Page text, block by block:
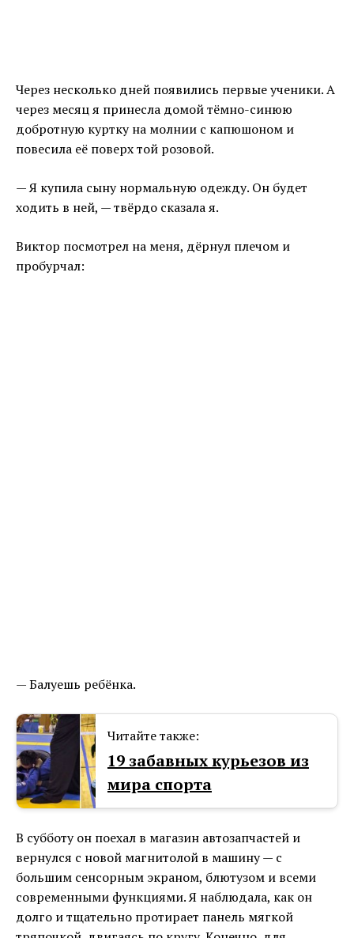
Через несколько дней появились первые ученики. А
через месяц я принесла домой тёмно-синюю
добротную куртку на молнии с капюшоном и
повесила её поверх той розовой.
— Я купила сыну нормальную одежду. Он будет
ходить в ней, — твёрдо сказала я.
Виктор посмотрел на меня, дёрнул плечом и
пробурчал:
— Балуешь ребёнка.
Читайте также:
19 забавных курьезов из
мира спорта
В субботу он поехал в магазин автозапчастей и
вернулся с новой магнитолой в машину — с
большим сенсорным экраном, блютузом и всеми
современными функциями. Я наблюдала, как он
долго и тщательно протирает панель мягкой